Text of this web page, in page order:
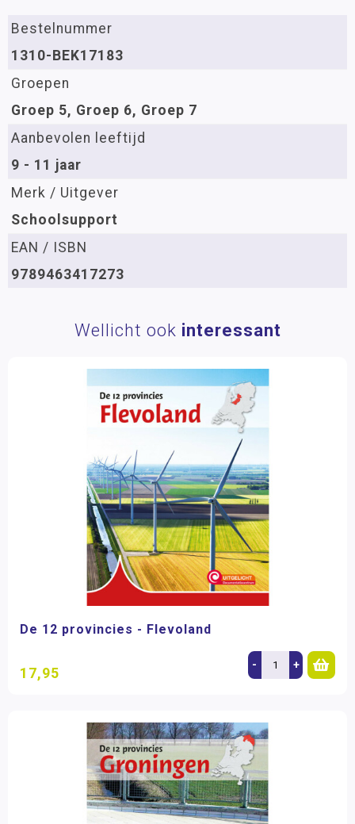
Bestelnummer
1310-BEK17183
Groepen
Groep 5, Groep 6, Groep 7
Aanbevolen leeftijd
9 - 11 jaar
Merk / Uitgever
Schoolsupport
EAN / ISBN
9789463417273
Wellicht ook interessant
De 12 provincies - Flevoland
17,95 - +